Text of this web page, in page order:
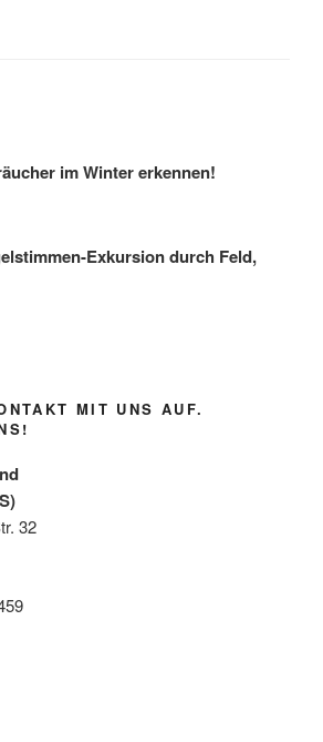
im Winter erkennen!
Exkursion durch Feld,
MIT UNS AUF.
32